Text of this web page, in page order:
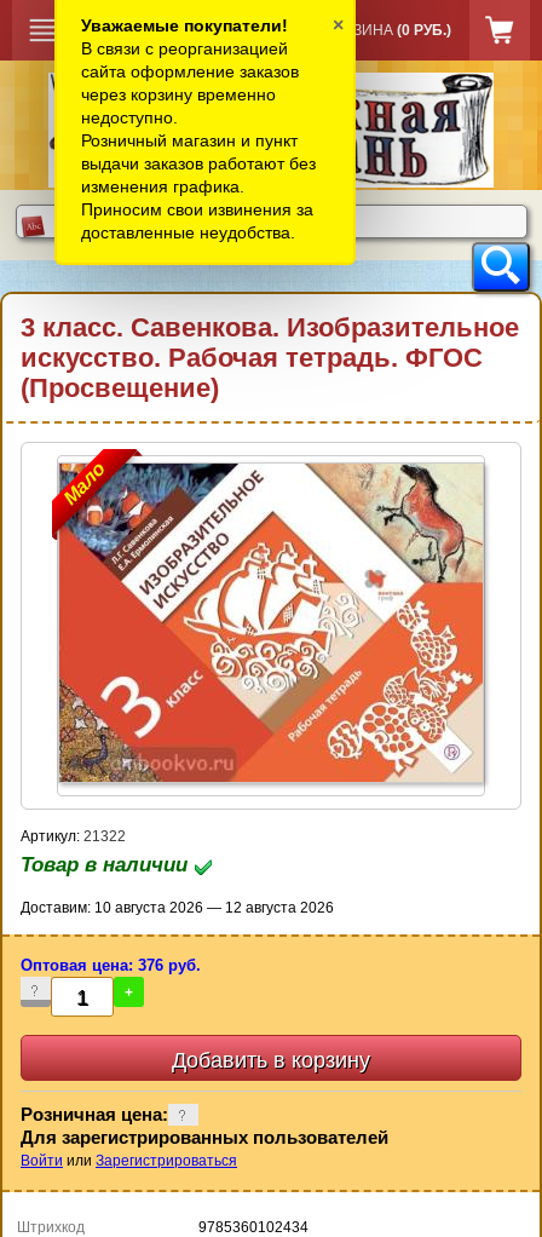
КОРЗИНА (0 РУБ.)
3 класс. Савенкова. Изобразительное
искусство. Рабочая тетрадь. ФГОС
(Просвещение)
Мало
Артикул: 21322
Товар в наличии
Доставим: 10 августа 2026 — 12 августа 2026
Оптовая цена: 376 руб.
- +
Розничная цена:
Для зарегистрированных пользователей
Войти или Зарегистрироваться
Штрихкод
9785360102434
Уважаемые покупатели!
В связи с реорганизацией
сайта оформление заказов
через корзину временно
недоступно.
Розничный магазин и пункт
выдачи заказов работают без
изменения графика.
Приносим свои извинения за
доставленные неудобства.
×